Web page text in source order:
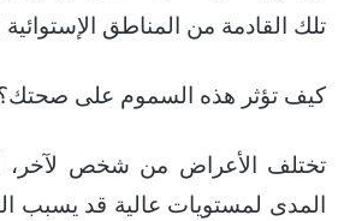
تلك القادمة من المناطق الإستوائية
كيف تؤثر هذه السموم على
تختلف الأعراض من شخص لآخر،
المدى لمستويات عالية قد يسبب